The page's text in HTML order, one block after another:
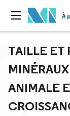
À
TAILLE ET
ANIMALE